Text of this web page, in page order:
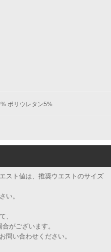
ポリウレタン5%
スト値は、推奨ウエストのサイズ
い。
、
がございます。
問い合わせください。